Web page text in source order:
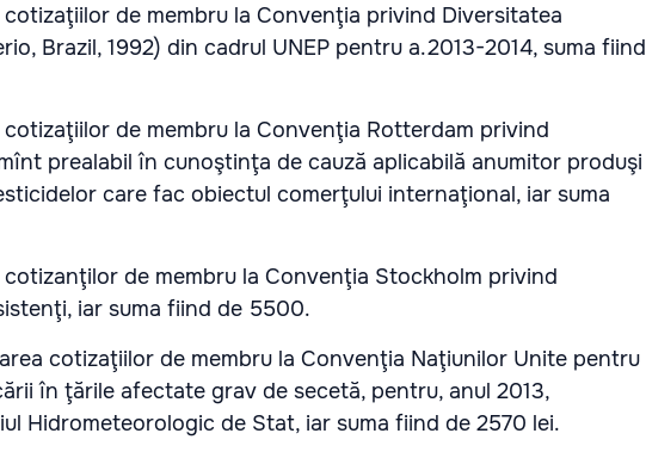
de membru la Convenţia privind Diversitatea
Brazil, 1992) din cadrul UNEP pentru a.2013-2014, suma fiind
de membru la Convenţia Rotterdam privind
prealabil în cunoştinţa de cauză aplicabilă anumitor produşi
care fac obiectul comerţului internaţional, iar suma
de membru la Convenţia Stockholm privind
iar suma fiind de 5500.
cotizaţiilor de membru la Convenţia Naţiunilor Unite pentru
în ţările afectate grav de secetă, pentru, anul 2013,
Hidrometeorologic de Stat, iar suma fiind de 2570 lei.